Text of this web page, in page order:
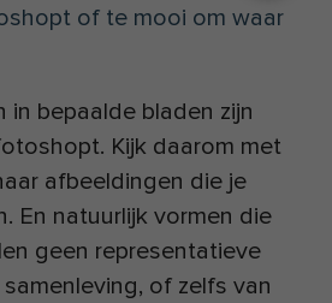
of te mooi om waar
in bepaalde bladen zijn
Kijk daarom met
afbeeldingen die je
En natuurlijk vormen die
geen representatieve
of zelfs van